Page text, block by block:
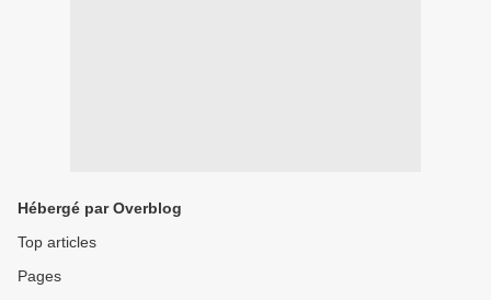
Hébergé par Overblog
Top articles
Pages